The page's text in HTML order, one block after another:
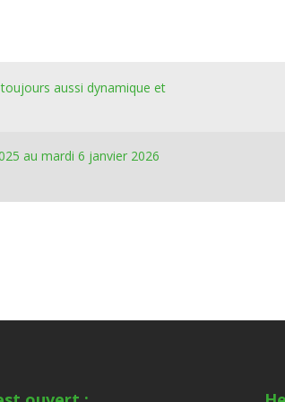
aussi dynamique et
au mardi 6 janvier 2026